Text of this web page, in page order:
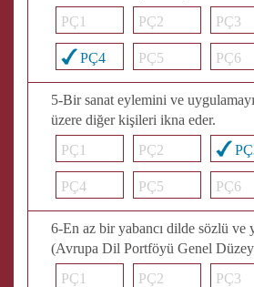
PÇ1
PÇ2 PÇ3
PÇ4 PÇ5 PÇ6
5-Bir sanat eylemini ve
üzere diğer kişileri ikna eder.
PÇ1
PÇ2
PÇ4 PÇ5 PÇ6
6-En az bir yabancı dilde sözlü ve
(Avrupa Dil Portföyü Genel
PÇ1
PÇ2 PÇ3